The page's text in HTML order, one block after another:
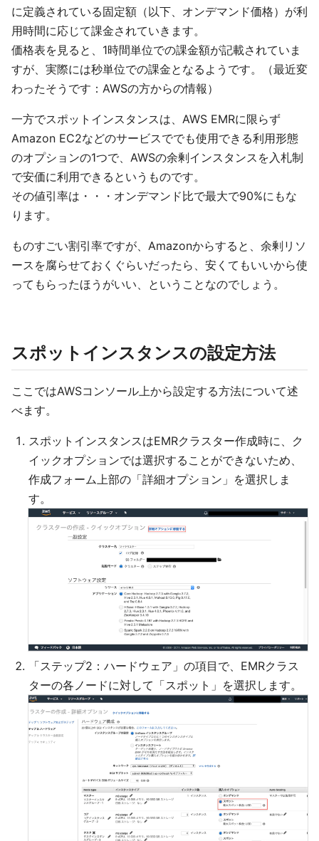
に定義されている固定額（以下、オンデマンド価格）が利
用時間に応じて課金されていきます。
価格表を見ると、1時間単位での課金額が記載されていま
すが、実際には秒単位での課金となるようです。（最近変
わったそうです：AWSの方からの情報）
一方でスポットインスタンスは、AWS EMRに限らず
Amazon EC2などのサービスででも使用できる利用形態
のオプションの1つで、AWSの余剰インスタンスを入札制
で安価に利用できるというものです。
その値引率は・・・オンデマンド比で最大で90%にもな
ります。
ものすごい割引率ですが、Amazonからすると、余剰リソ
ースを腐らせておくぐらいだったら、安くてもいいから使
ってもらったほうがいい、ということなのでしょう。
スポットインスタンスの設定方法
ここではAWSコンソール上から設定する方法について述
べます。
スポットインスタンスはEMRクラスター作成時に、ク
イックオプションでは選択することができないため、
作成フォーム上部の「詳細オプション」を選択しま
す。
「ステップ2：ハードウェア」の項目で、EMRクラス
ターの各ノードに対して「スポット」を選択します。